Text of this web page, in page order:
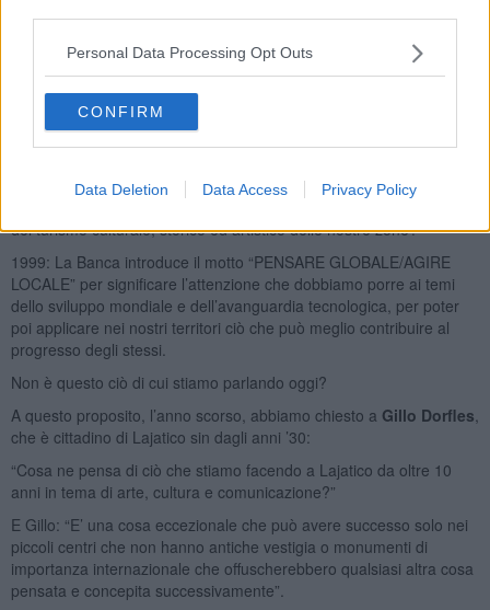
Personal Data Processing Opt Outs
CONFIRM
Data Deletion Data Access Privacy Policy
PROGRESSO DEI POPOLI E’ UN PROBLEMA DI EDUCAZIONE”.
Che cosa è il progetto “Lajatico-Chianni” se non diffusione di
cultura?
1930: La Banca, per consentire lo sviluppo agrario delle nostre
zone, acquistò due “moderne” trebbiatrici che dava in uso ai soci
agricoltori, consentendogli così di essere al top di settore per
del turismo culturale, storico ed artistico delle nostre zone?
1999: La Banca introduce il motto “PENSARE GLOBALE/AGIRE
LOCALE” per significare l’attenzione che dobbiamo porre ai temi
dello sviluppo mondiale e dell’avanguardia tecnologica, per poter
poi applicare nei nostri territori ciò che può meglio contribuire al
progresso degli stessi.
Non è questo ciò di cui stiamo parlando oggi?
A questo proposito, l’anno scorso, abbiamo chiesto a Gillo Dorfles
che è cittadino di Lajatico sin dagli anni ’30:
“Cosa ne pensa di ciò che stiamo facendo a Lajatico da oltre 10
anni in tema di arte, cultura e comunicazione?”
E Gillo: “E’ una cosa eccezionale che può avere successo solo nei
piccoli centri che non hanno antiche vestigia o monumenti di
importanza internazionale che offuscherebbero qualsiasi altra cosa
pensata e concepita successivamente”.